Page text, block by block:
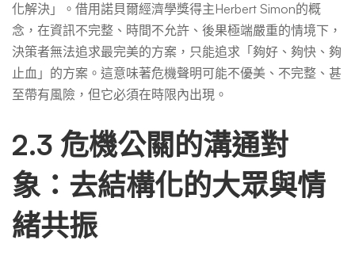
化解決」。借用諾貝爾經濟學獎得主Herbert Simon的概
念，在資訊不完整、時間不允許、後果極端嚴重的情境下，
決策者無法追求最完美的方案，只能追求「夠好、夠快、夠
止血」的方案。這意味著危機聲明可能不優美、不完整、甚
至帶有風險，但它必須在時限內出現。
2.3 危機公關的溝通對
象：去結構化的大眾與情
緒共振